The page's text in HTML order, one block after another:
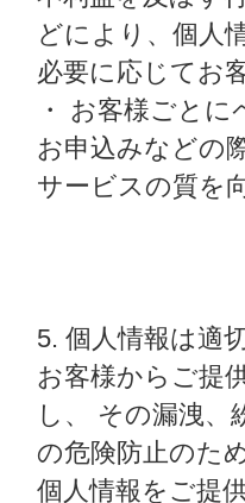
どにより、個人
必要に応じてお
・ お客様ごと
お申込みなどの
サービスの質を
5. 個人情報は適
お客様からご提
し、 その漏洩、
の危険防止のた
個人情報をご提